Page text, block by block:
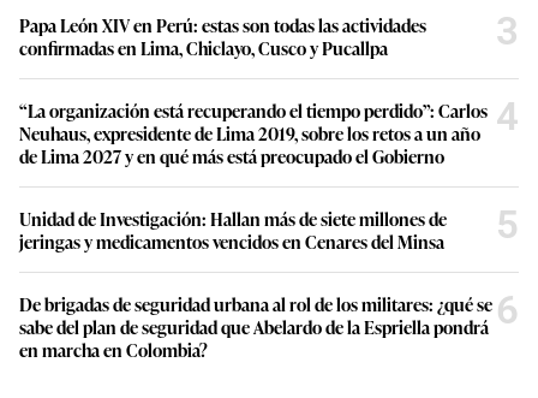
Papa León XIV en Perú: estas son todas las actividades
confirmadas en Lima, Chiclayo, Cusco y Pucallpa
3
“La organización está recuperando el tiempo perdido”: Carlos
Neuhaus, expresidente de Lima 2019, sobre los retos a un año
de Lima 2027 y en qué más está preocupado el Gobierno
4
Unidad de Investigación: Hallan más de siete millones de
jeringas y medicamentos vencidos en Cenares del Minsa
5
De brigadas de seguridad urbana al rol de los militares: ¿qué se
sabe del plan de seguridad que Abelardo de la Espriella pondrá
en marcha en Colombia?
6